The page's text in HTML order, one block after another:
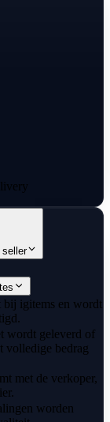
bij igitems en wordt
wordt geleverd of
volledige bedrag
met de verkoper,
worden